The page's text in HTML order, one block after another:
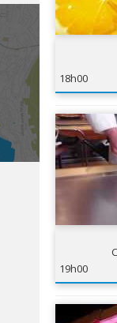
18h00
19h00